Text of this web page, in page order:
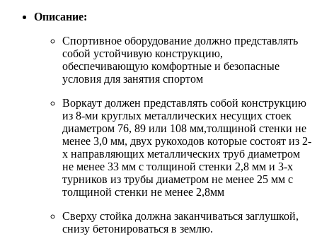
Описание:
Спортивное оборудование должно представлять
собой устойчивую конструкцию,
обеспечивающую комфортные и безопасные
условия для занятия спортом
Воркаут должен представлять собой конструкцию
из 8-ми круглых металлических несущих стоек
диаметром 76, 89 или 108 мм,толщиной стенки не
менее 3,0 мм, двух рукоходов которые состоят из 2-
х направляющих металлических труб диаметром
не менее 33 мм с толщиной стенки 2,8 мм и 3-х
турников из трубы диаметром не менее 25 мм с
толщиной стенки не менее 2,8мм
Сверху стойка должна заканчиваться заглушкой,
снизу бетонироваться в землю.